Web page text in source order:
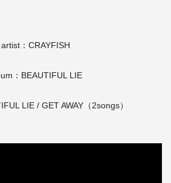
artist：CRAYFISH
：BEAUTIFUL LIE
LIE / GET AWAY（2songs）